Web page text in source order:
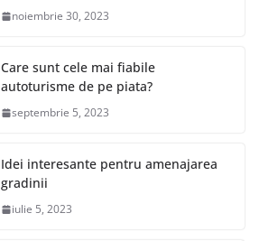
noiembrie 30, 2023
Care sunt cele mai fiabile
autoturisme de pe piata?
septembrie 5, 2023
Idei interesante pentru amenajarea
gradinii
iulie 5, 2023